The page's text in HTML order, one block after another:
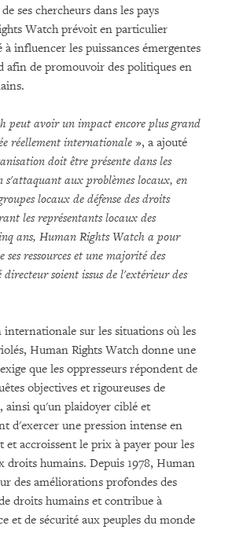
ses chercheurs dans les pays
Watch prévoit en particulier
influencer les puissances émergentes
afin de promouvoir des politiques en
peut avoir un impact encore plus grand
réellement internationale », a ajouté
doit être présente dans les
s'attaquant aux problèmes locaux, en
locaux de défense des droits
les représentants locaux des
ans, Human Rights Watch a pour
ressources et une majorité des
directeur soient issus de l'extérieur des
sur les situations où les
Human Rights Watch donne une
que les oppresseurs répondent de
objectives et rigoureuses de
ainsi qu'un plaidoyer ciblé et
d'exercer une pression intense en
et accroissent le prix à payer pour les
droits humains. Depuis 1978, Human
des améliorations profondes des
droits humains et contribue à
et de sécurité aux peuples du monde